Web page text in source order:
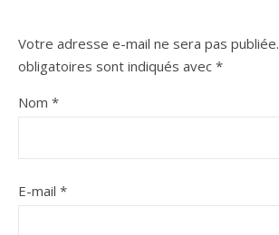
Votre adresse e-mail ne sera pas publiée.
obligatoires sont indiqués avec *
Nom *
E-mail *